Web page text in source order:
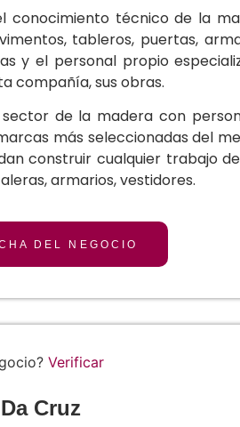
conocimiento técnico de la
tableros, puertas,
y el personal propio
compañía, sus obras.
sector de la madera con
más seleccionadas del
construir cualquier trabajo
armarios, vestidores.
DEL NEGOCIO
Verificar
Cruz